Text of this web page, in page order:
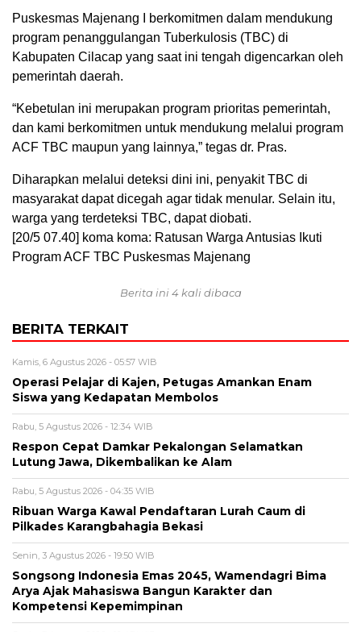
Puskesmas Majenang I berkomitmen dalam mendukung
program penanggulangan Tuberkulosis (TBC) di
Kabupaten Cilacap yang saat ini tengah digencarkan oleh
pemerintah daerah.
“Kebetulan ini merupakan program prioritas pemerintah,
dan kami berkomitmen untuk mendukung melalui program
ACF TBC maupun yang lainnya,” tegas dr. Pras.
Diharapkan melalui deteksi dini ini, penyakit TBC di
masyarakat dapat dicegah agar tidak menular. Selain itu,
warga yang terdeteksi TBC, dapat diobati.
[20/5 07.40] koma koma: Ratusan Warga Antusias Ikuti
Program ACF TBC Puskesmas Majenang
Berita ini 4 kali dibaca
BERITA TERKAIT
Kamis, 6 Agustus 2026 - 05:57 WIB
Operasi Pelajar di Kajen, Petugas Amankan Enam
Siswa yang Kedapatan Membolos
Rabu, 5 Agustus 2026 - 12:34 WIB
Respon Cepat Damkar Pekalongan Selamatkan
Lutung Jawa, Dikembalikan ke Alam
Rabu, 5 Agustus 2026 - 04:35 WIB
Ribuan Warga Kawal Pendaftaran Lurah Caum di
Pilkades Karangbahagia Bekasi
Senin, 3 Agustus 2026 - 19:50 WIB
Songsong Indonesia Emas 2045, Wamendagri Bima
Arya Ajak Mahasiswa Bangun Karakter dan
Kompetensi Kepemimpinan